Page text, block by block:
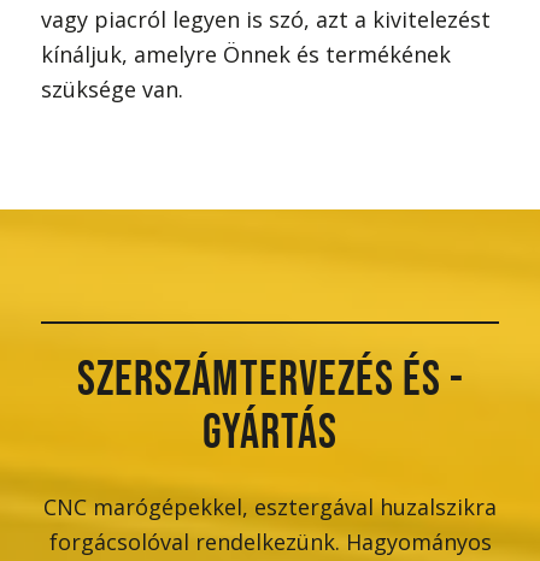
vagy piacról legyen is szó, azt a kivitelezést
kínáljuk, amelyre Önnek és termékének
szüksége van.
SZERSZÁMTERVEZÉS ÉS -
GYÁRTÁS
CNC marógépekkel, esztergával huzalszikra
forgácsolóval rendelkezünk. Hagyományos